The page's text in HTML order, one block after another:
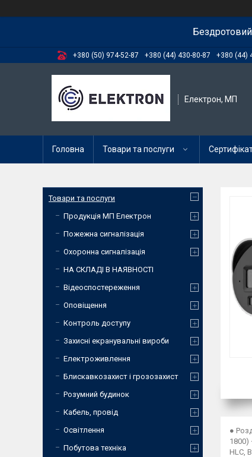
+380 (50) 974-52-87 +380 (44) 430-80-87 +380 (44)
Електрон, МП
Головна Товари та послуги
●
1800)
HLC,
Товари та послуги
Продукція МП Електрон
Пожежна сигналізація
Охоронна сигналізація
НА СКЛАДІ В НАЯВНОСТІ
Відеоспостереження
Оповіщення
Контроль доступу
Захисні екранувальні вироби
Електроживлення
Блискавкозахист і грозозахист
Розумний будинок
Кабель, провід
Освітлення
Побутова техніка